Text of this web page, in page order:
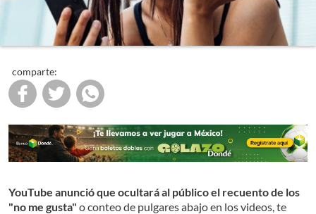
comparte:
YouTube anunció que ocultará al público el recuento de los
"no me gusta" o conteo de pulgares abajo en los videos, te